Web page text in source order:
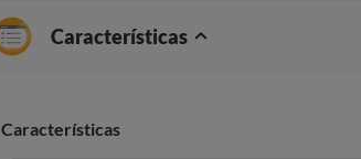
Características
Características